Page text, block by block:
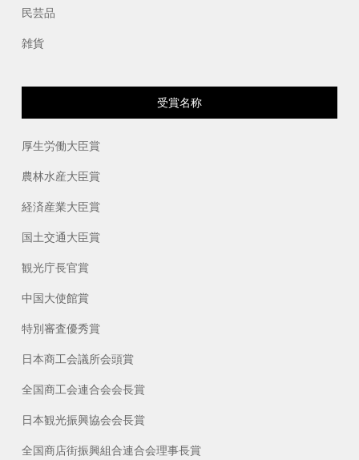
民芸品
雑貨
受賞名称
厚生労働大臣賞
農林水産大臣賞
経済産業大臣賞
国土交通大臣賞
観光庁長官賞
中国大使館賞
特別審査優秀賞
日本商工会議所会頭賞
全国商工会連合会会長賞
日本観光振興協会会長賞
全国商店街振興組合連合会理事長賞